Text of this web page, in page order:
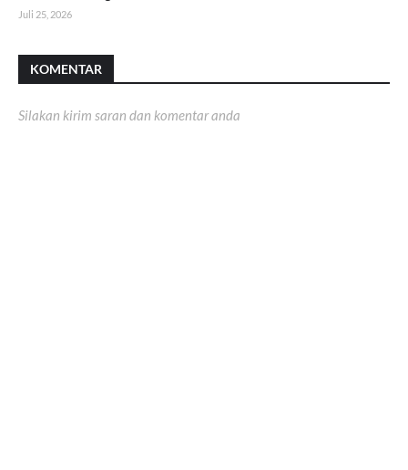
Juli 25, 2026
KOMENTAR
Silakan kirim saran dan komentar anda